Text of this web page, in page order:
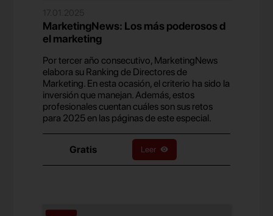
17.01.2025
MarketingNews: Los más poderosos d
el marketing
Por tercer año consecutivo, MarketingNews
elabora su Ranking de Directores de
Marketing. En esta ocasión, el criterio ha sido la
inversión que manejan. Además, estos
profesionales cuentan cuáles son sus retos
para 2025 en las páginas de este especial.
Gratis Leer